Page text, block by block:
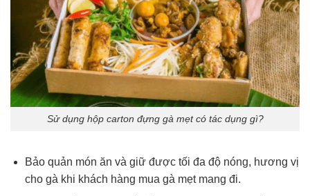
Sử dụng hộp carton đựng gà mẹt có tác dụng gì?
Bảo quản món ăn và giữ được tối đa độ nóng, hương vị
cho gà khi khách hàng mua gà mẹt mang đi.